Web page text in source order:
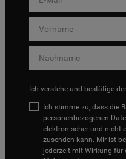
Ich verstehe und bestätige
Ich stimme zu, dass die
personenbezogenen
elektronischer und nicht
zusenden kann. Mir ist
jederzeit mit Wirkung für